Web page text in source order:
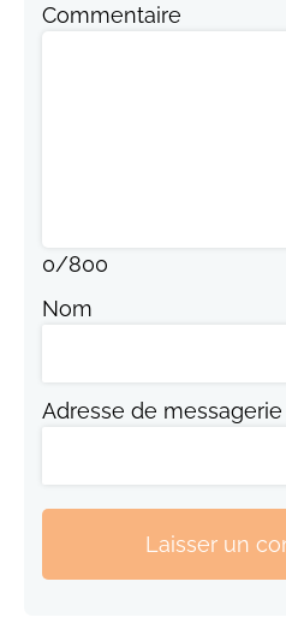
Commentaire
0/800
Nom
Adresse de messagerie
Laisser un